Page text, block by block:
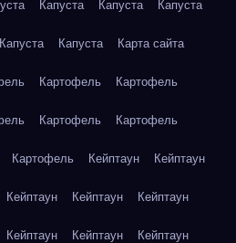
Капуста Капуста Капуста
Капуста Капуста Карта сайта
Картофель Картофель
Картофель Картофель
Картофель Кейптаун Кейптаун
Кейптаун Кейптаун Кейптаун
Кейптаун Кейптаун Кейптаун